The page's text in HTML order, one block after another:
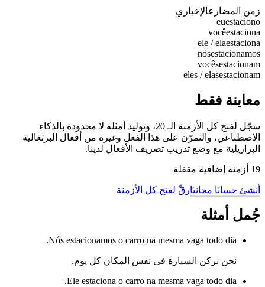
زمن المضارعالإخباري
euestaciono
vocêestaciona
ele / elaestaciona
nósestacionamos
vocêsestacionam
eles / elasestacionam
معاينة فقط
سجّل لفتح كل الأزمنة الـ 20، وتوليد أمثلة لا محدودة بالذكاء
الاصطناعي، والتمرّن على هذا الفعل وغيره من أفعال البرتغالية
البرازيلية مع وضع تدريب تصريف الأفعال لدينا.
19 أزمنة إضافية مقفلة
أنشئ حسابًا مجانيًارقِّ لفتح كل الأزمنة
جُمل أمثلة
Nós estacionamos o carro na mesma vaga todo dia.
نحن نركن السيارة في نفس المكان كل يوم.
Ele estaciona o carro na mesma vaga todo dia.